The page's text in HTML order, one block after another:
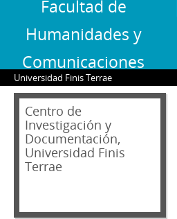
Facultad de
Humanidades y
Comunicaciones
Universidad Finis Terrae
Centro de
Investigación y
Documentación,
Universidad Finis
Terrae